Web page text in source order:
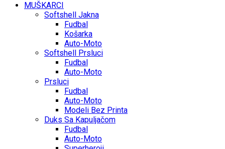
MUŠKARCI
Softshell Jakna
Fudbal
Košarka
Auto-Moto
Softshell Prsluci
Fudbal
Auto-Moto
Prsluci
Fudbal
Auto-Moto
Modeli Bez Printa
Duks Sa Kapuljačom
Fudbal
Auto-Moto